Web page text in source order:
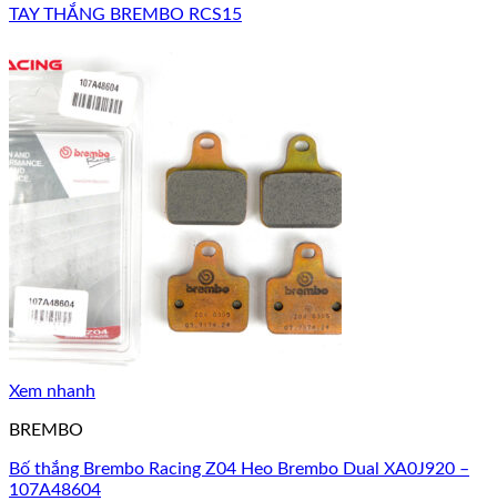
TAY THẮNG BREMBO RCS15
Xem nhanh
BREMBO
Bố thắng Brembo Racing Z04 Heo Brembo Dual XA0J920 –
107A48604